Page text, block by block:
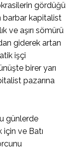
gördüğü
barbar kapitalist
ve aşırı sömürü
giderek artan
işçi
birer yarı
pazarına
günlerde
için ve Batı